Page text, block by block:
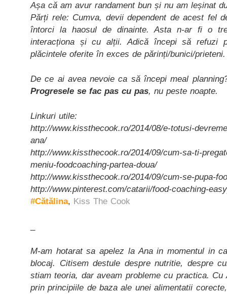
Așa că am avur randament bun și nu am leșinat
Părți rele: Cumva, devii dependent de acest fel
întorci la haosul de dinainte. Asta n-ar fi o
interacționa și cu alții. Adică începi să refuzi
plăcintele oferite în exces de părinți/bunici/prieteni.
De ce ai avea nevoie ca să începi meal
Progresele se fac pas cu pas, nu peste noapte.
Linkuri utile:
http://www.kissthecook.ro/2014/08/e-totusi-
ana/
http://www.kissthecook.ro/2014/09/cum-sa-ti-
meniu-foodcoaching-partea-doua/
http://www.kissthecook.ro/2014/09/cum-se-pupa-
http://www.pinterest.com/catarii/food-coaching-
#Cătălina, Kiss The Cook
M-am hotarat sa apelez la Ana in momentul in
blocaj. Citisem destule despre nutritie, despre
stiam teoria, dar aveam probleme cu practica.
prin principiile de baza ale unei alimentatii